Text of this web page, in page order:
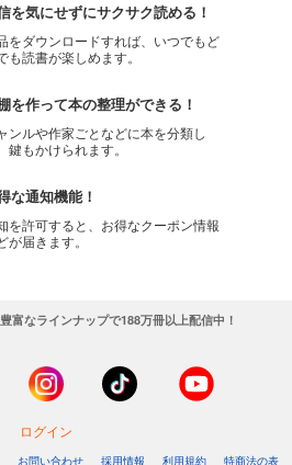
を気にせずにサクサク読める！
をダウンロードすれば、いつでもど
も読書が楽しめます。
を作って本の整理ができる！
ンルや作家ごとなどに本を分類し
鍵もかけられます。
な通知機能！
を許可すると、お得なクーポン情報
が届きます。
富なラインナップで188万冊以上配信中！
ログイン
お問い合わせ 採用情報 利用規約 特商法の表